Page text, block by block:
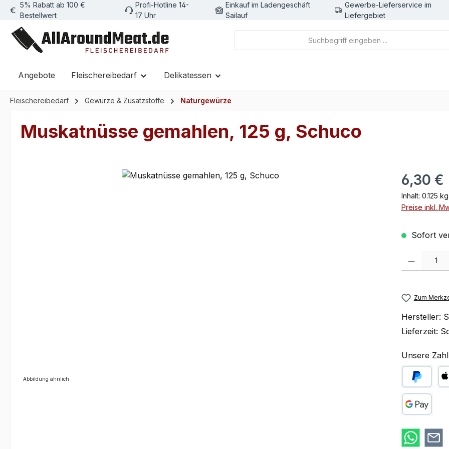
Hauptinhalt springen
Zur Suche springen
Zur Hauptnavigation springen
5% Rabatt ab 100 €
Bestellwert
Profi-Hotline 14-
17 Uhr
Einkauf im Ladengeschäft
Sailauf
Gewerbe-Lieferservice im
Liefergebiet
Angebote Fleischereibedarf Delikatessen
Fleischereibedarf Gewürze & Zusatzstoffe Naturgewürze
Muskatnüsse gemahlen, 125 g, Schuco
Abbildung ähnlich
Regulärer
6,30 €
Inhalt: 0.125 kg
Preise inkl.
Sofort
Produkt
Zum
Hersteller:
Lieferzeit:
Unsere
PayPal